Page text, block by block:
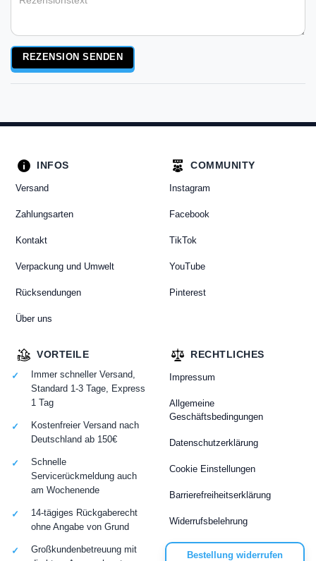
REZENSION SENDEN
INFOS
Versand
Zahlungsarten
Kontakt
Verpackung und Umwelt
Rücksendungen
Über uns
COMMUNITY
Instagram
Facebook
TikTok
YouTube
Pinterest
RECHTLICHES
Impressum
Allgemeine
Geschäftsbedingungen
Datenschutzerklärung
Cookie Einstellungen
Barrierefreiheitserklärung
Widerrufsbelehrung
Bestellung widerrufen
VORTEILE
Immer schneller Versand,
Standard 1-3 Tage, Express
1 Tag
Kostenfreier Versand nach
Deutschland ab 150€
Schnelle
Servicerückmeldung auch
am Wochenende
14-tägiges Rückgaberecht
ohne Angabe von Grund
Großkundenbetreuung mit